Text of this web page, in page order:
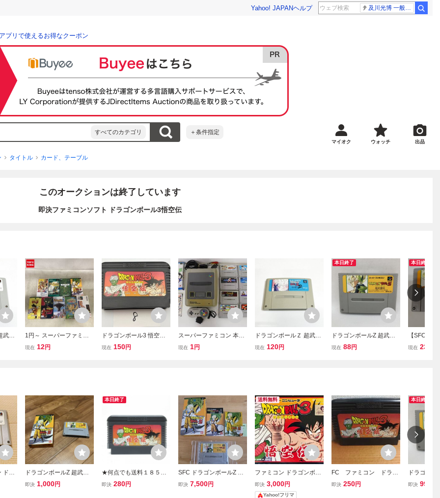
Yahoo! JAPANヘルプ 及川光博 一般女性
プリで使えるお得なクーポン
すべてのカテゴリ ＋条件指定
マイオク ウォッチ 出品
タイトル カード、テーブル
このオークションは終了しています
即決ファミコンソフト ドラゴンボール3悟空伝
武闘
1円～ スーパーファミコ
ン ドラゴンボールZ 超武
現在 12円
ドラゴンボール3 悟空
伝 任天堂 FC ファミ
現在 150円
スーパーファミコン 本体
ソフト まとめ セット 箱
現在 1円
ドラゴンボールＺ 超武闘
伝２ ♪動作確認済♪５本
現在 120円
本日終了
ドラゴンボールZ 超武闘
伝 スーパーファミコン S
現在 88円
本日終了
【SFC・
コン】 ド
現在 230
ドラ
ドラゴンボールZ 超武闘
伝 スーパーファミコン S
即決 1,000円
本日終了
★何点でも送料１８５円
★ ドラゴンボール3 悟空
即決 280円
SFC ドラゴンボールZ 超
武闘伝 箱説裏ワザ修行カ
即決 7,500円
送料無料
ファミコン ドラゴンボー
ル3 悟空伝 箱・説明書付
き バンダイ
即決 3,000円
Yahoo!フリマ
FC ファミコン ドラゴ
ンボール３ 悟空伝 km
即決 250円
本日終了
ドラゴン
伝 スーパ
即決 99